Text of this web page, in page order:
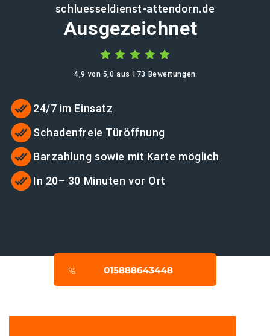
schluesseldienst-attendorn.de
Ausgezeichnet
4,9 von 5,0 aus 173 Bewertungen
24/7 im Einsatz
Schadenfreie Türöffnung
Barzahlung sowie mit Karte möglich
In 20– 30 Minuten vor Ort